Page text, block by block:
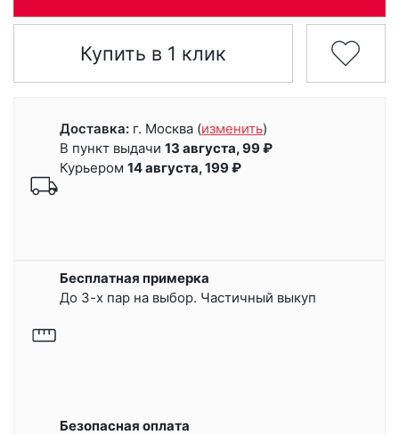
Купить в 1 клик
Доставка: г. Москва (изменить)
В пункт выдачи 13 августа, 99 ₽
Курьером 14 августа, 199 ₽
Бесплатная примерка
До 3-х пар на выбор. Частичный выкуп
Безопасная оплата